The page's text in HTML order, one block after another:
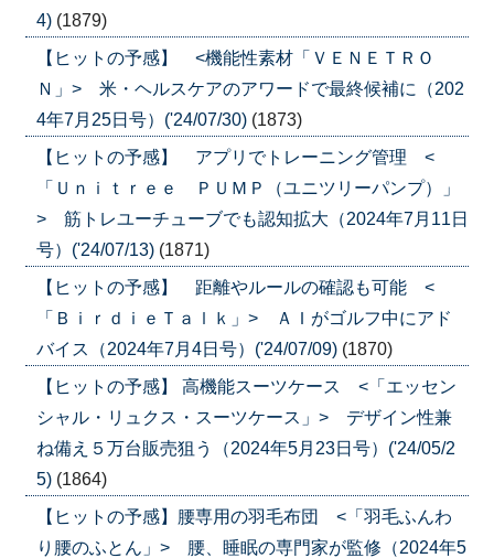
4) (1879)
【ヒットの予感】 <機能性素材「ＶＥＮＥＴＲＯ
Ｎ」> 米・ヘルスケアのアワードで最終候補に（202
4年7月25日号）('24/07/30) (1873)
【ヒットの予感】 アプリでトレーニング管理 <
「Ｕｎｉｔｒｅｅ ＰＵＭＰ（ユニツリーパンプ）」
> 筋トレユーチューブでも認知拡大（2024年7月11日
号）('24/07/13) (1871)
【ヒットの予感】 距離やルールの確認も可能 <
「ＢｉｒｄｉｅＴａｌｋ」> ＡＩがゴルフ中にアド
バイス（2024年7月4日号）('24/07/09) (1870)
【ヒットの予感】 高機能スーツケース <「エッセン
シャル・リュクス・スーツケース」> デザイン性兼
ね備え５万台販売狙う（2024年5月23日号）('24/05/2
5) (1864)
【ヒットの予感】腰専用の羽毛布団 <「羽毛ふんわ
り腰のふとん」> 腰、睡眠の専門家が監修（2024年5